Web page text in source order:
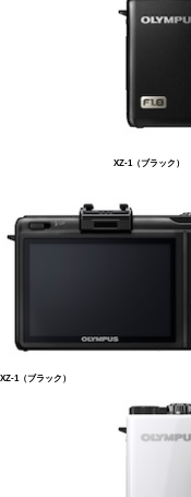
XZ-1（ブラック）
XZ-1（ブラック）